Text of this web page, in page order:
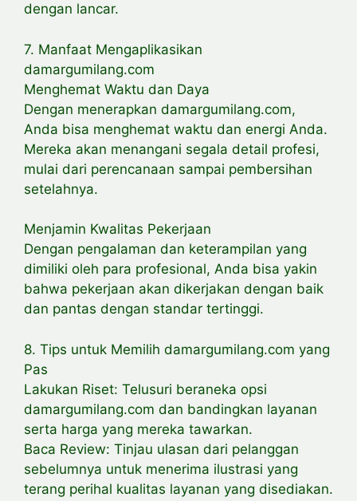
dengan lancar.
7. Manfaat Mengaplikasikan
damargumilang.com
Menghemat Waktu dan Daya
Dengan menerapkan damargumilang.com,
Anda bisa menghemat waktu dan energi Anda.
Mereka akan menangani segala detail profesi,
mulai dari perencanaan sampai pembersihan
setelahnya.
Menjamin Kwalitas Pekerjaan
Dengan pengalaman dan keterampilan yang
dimiliki oleh para profesional, Anda bisa yakin
bahwa pekerjaan akan dikerjakan dengan baik
dan pantas dengan standar tertinggi.
8. Tips untuk Memilih damargumilang.com yang
Pas
Lakukan Riset: Telusuri beraneka opsi
damargumilang.com dan bandingkan layanan
serta harga yang mereka tawarkan.
Baca Review: Tinjau ulasan dari pelanggan
sebelumnya untuk menerima ilustrasi yang
terang perihal kualitas layanan yang disediakan.